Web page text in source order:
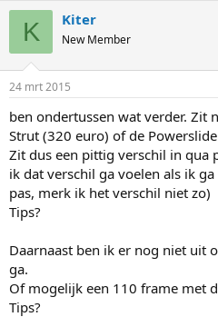
K Kiter
New Member
24 mrt 2015
ben ondertussen wat verder. Zit
Strut (320 euro) of de
Zit dus een pittig verschil in qua
ik dat verschil ga voelen als ik
pas, merk ik het verschil niet zo)
Tips?
Daarnaast ben ik er nog niet uit
ga.
Of mogelijk een 110 frame met
Tips?